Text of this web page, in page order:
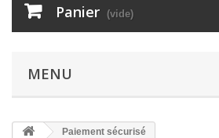
Panier (vide)
MENU
Paiement sécurisé